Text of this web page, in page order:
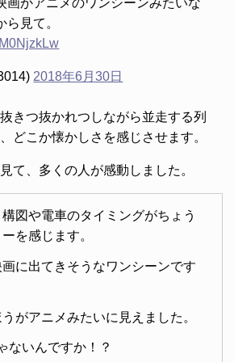
ら見て。
2018年6月30日
きつ抜かれつしながら並走する列
どこか懐かしさを感じさせます。
て、多くの人が感動しました。
構図や電車のタイミングがちょう
を感じます。
画に出てきそうなワンシーンです
がアニメみたいに見えました。
ないんですか！？